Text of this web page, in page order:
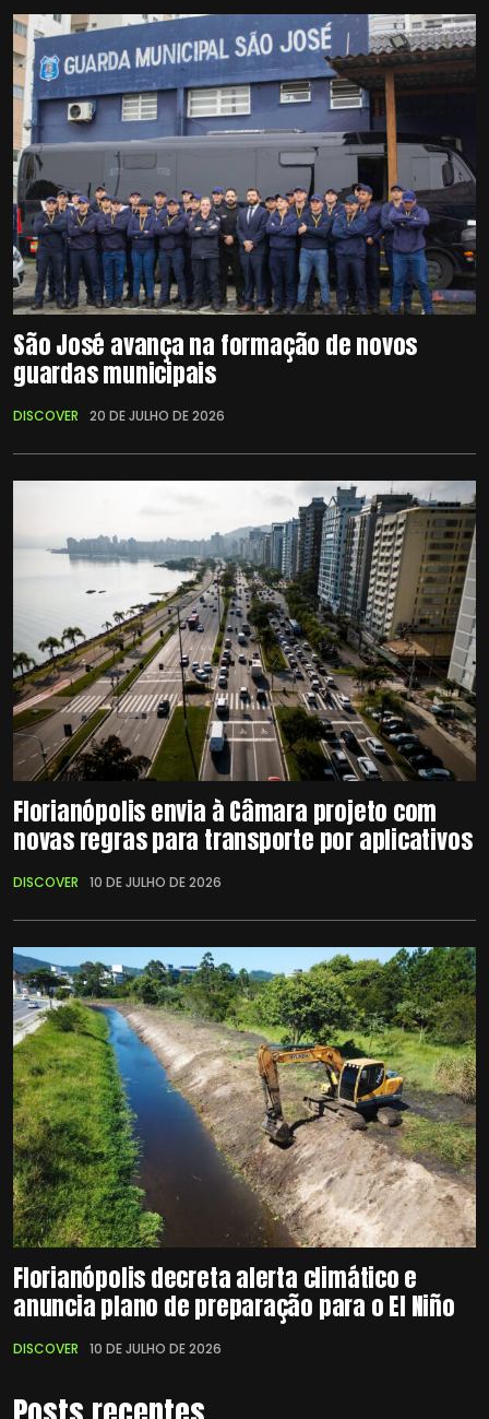
São José avança na formação de novos
guardas municipais
DISCOVER 20 DE JULHO DE 2026
Florianópolis envia à Câmara projeto com
novas regras para transporte por aplicativos
DISCOVER 10 DE JULHO DE 2026
Florianópolis decreta alerta climático e
anuncia plano de preparação para o El Niño
DISCOVER 10 DE JULHO DE 2026